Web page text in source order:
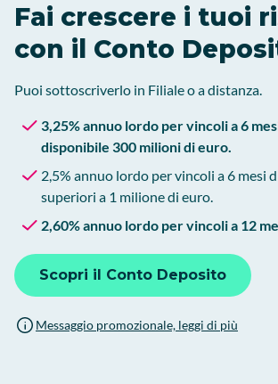
Fai crescere i tuoi
con il Conto
Puoi sottoscriverlo in Filiale o a distanza.
3,25% annuo lordo per vincoli a 6
disponibile 300 milioni di euro.
2,5% annuo lordo per vincoli a 6 mesi
superiori a 1 milione di euro.
2,60% annuo lordo per vincoli a 12
Scopri il Conto Deposito
Messaggio promozionale, leggi di più